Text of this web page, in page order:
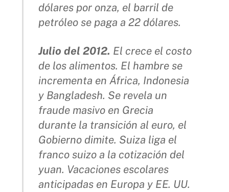
dólares por onza, el barril de
petróleo se paga a 22 dólares.
Julio del 2012. El crece el costo
de los alimentos. El hambre se
incrementa en África, Indonesia
y Bangladesh. Se revela un
fraude masivo en Grecia
durante la transición al euro, el
Gobierno dimite. Suiza liga el
franco suizo a la cotización del
yuan. Vacaciones escolares
anticipadas en Europa y EE. UU.